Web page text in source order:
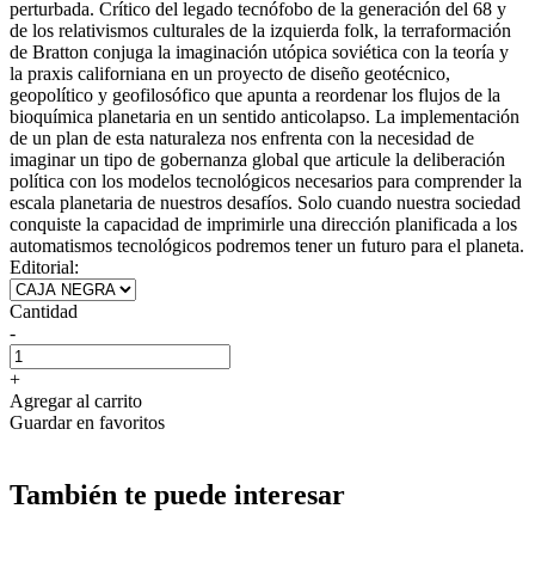
perturbada. Crítico del legado tecnófobo de la generación del 68 y
de los relativismos culturales de la izquierda folk, la terraformación
de Bratton conjuga la imaginación utópica soviética con la teoría y
la praxis californiana en un proyecto de diseño geotécnico,
geopolítico y geofilosófico que apunta a reordenar los flujos de la
bioquímica planetaria en un sentido anticolapso. La implementación
de un plan de esta naturaleza nos enfrenta con la necesidad de
imaginar un tipo de gobernanza global que articule la deliberación
política con los modelos tecnológicos necesarios para comprender la
escala planetaria de nuestros desafíos. Solo cuando nuestra sociedad
conquiste la capacidad de imprimirle una dirección planificada a los
automatismos tecnológicos podremos tener un futuro para el planeta.
Editorial:
Cantidad
-
+
Agregar al carrito
Guardar en favoritos
También te puede interesar